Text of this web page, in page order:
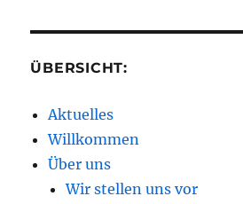
ÜBERSICHT:
Aktuelles
Willkommen
Über uns
Wir stellen uns vor